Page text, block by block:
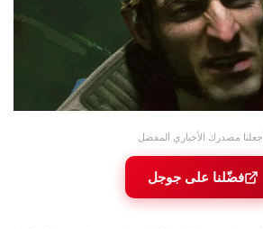
أجعلنا مصدرك الأخباري المفضل
فضّلنا على جوجل